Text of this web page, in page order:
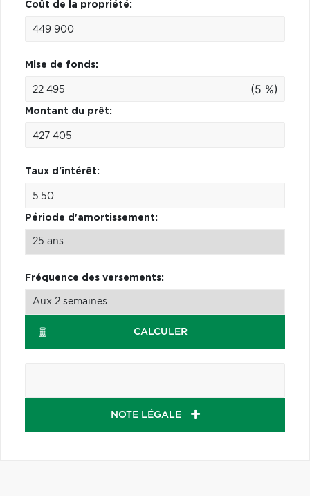
Coût de la propriété:
Mise de fonds:
(5 %)
Montant du prêt:
Taux d'intérêt:
Période d'amortissement:
Fréquence des versements:
CALCULER
NOTE LÉGALE